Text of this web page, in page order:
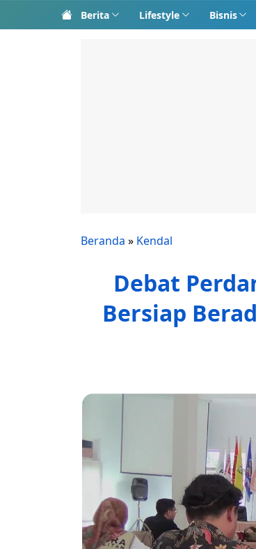
Berita Lifestyle Bisnis
Beranda » Kendal
Debat
Bersiap